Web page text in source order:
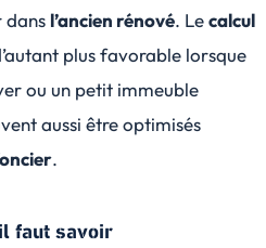
dans l’ancien rénové. Lecalcul
plus favorable lorsque
ou un petit immeuble
aussi être optimisés
.
faut savoir